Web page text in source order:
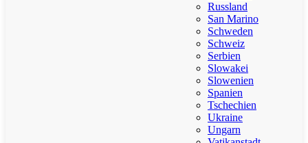
Russland
San Marino
Schweden
Schweiz
Serbien
Slowakei
Slowenien
Spanien
Tschechien
Ukraine
Ungarn